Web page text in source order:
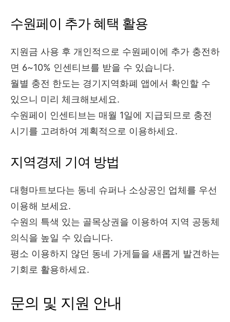
수원페이 추가 혜택 활용
지원금 사용 후 개인적으로 수원페이에 추가 충전하
면 6~10% 인센티브를 받을 수 있습니다.
월별 충전 한도는 경기지역화폐 앱에서 확인할 수
있으니 미리 체크해보세요.
수원페이 인센티브는 매월 1일에 지급되므로 충전
시기를 고려하여 계획적으로 이용하세요.
지역경제 기여 방법
대형마트보다는 동네 슈퍼나 소상공인 업체를 우선
이용해 보세요.
수원의 특색 있는 골목상권을 이용하여 지역 공동체
의식을 높일 수 있습니다.
평소 이용하지 않던 동네 가게들을 새롭게 발견하는
기회로 활용하세요.
문의 및 지원 안내